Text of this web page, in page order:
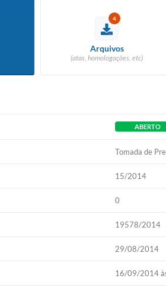
4
Arquivos
(atas, homologações, etc)
ABERTO
Tomada de
15/2014
0
19578/2014
29/08/2014
16/09/2014